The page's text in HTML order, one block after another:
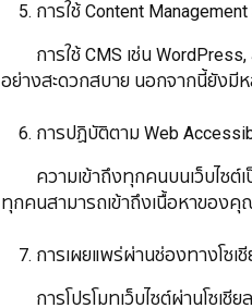
5. การใช้ Content
การใช้ CMS เช่น WordPress,
อย่างสะดวกสบาย นอกจากนี้ยังมี
6. การปฏิบัติตาม Web
ความเข้าถึงทุกคนบนเว็บไซต์เ
ทุกคนสามารถเข้าถึงเนื้อหาของคุ
7. การเผยแพร่ผ่านช่องทางโซเชี
การโปรโมทเว็บไซต์ผ่านโซเชียล